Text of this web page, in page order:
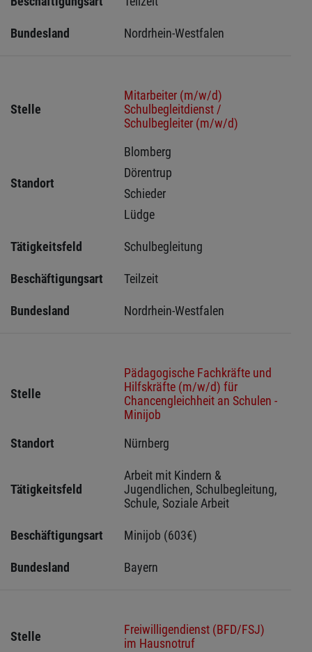
Bundesland Nordrhein-Westfalen
Stelle
Mitarbeiter (m/w/d)
Schulbegleitdienst /
Schulbegleiter (m/w/d)
Standort
Blomberg
Dörentrup
Schieder
Lüdge
Tätigkeitsfeld Schulbegleitung
Beschäftigungsart Teilzeit
Bundesland Nordrhein-Westfalen
Stelle
Pädagogische Fachkräfte und
Hilfskräfte (m/w/d) für
Chancengleichheit an Schulen -
Minijob
Standort
Nürnberg
Tätigkeitsfeld
Arbeit mit Kindern &
Jugendlichen, Schulbegleitung,
Schule, Soziale Arbeit
Beschäftigungsart Minijob (603€)
Bundesland Bayern
Stelle
Freiwilligendienst (BFD/FSJ)
im Hausnotruf